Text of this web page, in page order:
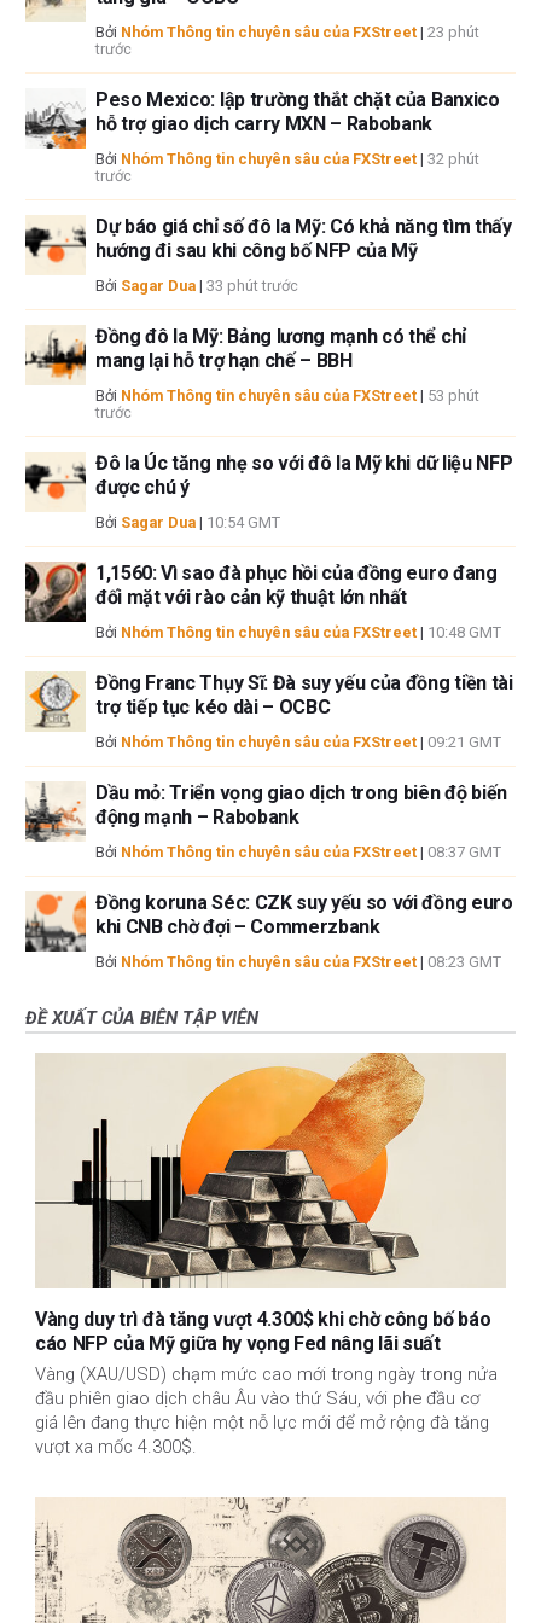
sẽ không chịu trách nhiệm về thông tin được tìm thấy ở cuối các liên kết
được đăng trên trang này.
Nếu không được đề cập rõ ràng trong nội dung bài viết, tại thời điểm viết
bài, tác giả không nắm giữ vị thế nào đối với bất kỳ cổ phiếu nào được đề
cập trong bài viết này và không có quan hệ kinh doanh với bất kỳ công ty
nào được đề cập. Tác giả không nhận được tiền công cho việc viết bài
này, ngoài từ FXStreet.
giả không cam đoan về tính chính xác, đầy đủ hoặc phù hợp của thông
tin này. FXStreet và tác giả sẽ không chịu trách nhiệm về bất kỳ sai sót,
thiếu sót hoặc bất kỳ tổn thất, thương tích hoặc thiệt hại nào phát sinh từ
thông tin này và việc hiển thị hoặc sử dụng thông tin này. Ngoại trừ các
lỗi và thiếu sót.
Tác giả và FXStreet không phải là các cố vấn đầu tư đã đăng ký và không
có nội dung nào trong bài viết này nhằm mục đích tư vấn đầu tư.
Bởi Nhóm Thông tin chuyên sâu của FXStreet | 23 phút
trước
Peso Mexico: lập trường thắt chặt của Banxico
hỗ trợ giao dịch carry MXN – Rabobank
Bởi Nhóm Thông tin chuyên sâu của FXStreet | 32 phút
trước
Dự báo giá chỉ số đô la Mỹ: Có khả năng tìm thấy
hướng đi sau khi công bố NFP của Mỹ
Bởi Sagar Dua | 33 phút trước
Đồng đô la Mỹ: Bảng lương mạnh có thể chỉ
mang lại hỗ trợ hạn chế – BBH
Bởi Nhóm Thông tin chuyên sâu của FXStreet | 53 phút
trước
Đô la Úc tăng nhẹ so với đô la Mỹ khi dữ liệu NFP
được chú ý
Bởi Sagar Dua | 10:54 GMT
1,1560: Vì sao đà phục hồi của đồng euro đang
đối mặt với rào cản kỹ thuật lớn nhất
Bởi Nhóm Thông tin chuyên sâu của FXStreet | 10:48 GMT
Đồng Franc Thụy Sĩ: Đà suy yếu của đồng tiền tài
trợ tiếp tục kéo dài – OCBC
Bởi Nhóm Thông tin chuyên sâu của FXStreet | 09:21 GMT
Dầu mỏ: Triển vọng giao dịch trong biên độ biến
động mạnh – Rabobank
Bởi Nhóm Thông tin chuyên sâu của FXStreet | 08:37 GMT
Đồng koruna Séc: CZK suy yếu so với đồng euro
khi CNB chờ đợi – Commerzbank
Bởi Nhóm Thông tin chuyên sâu của FXStreet | 08:23 GMT
ĐỀ XUẤT CỦA BIÊN TẬP VIÊN
Vàng duy trì đà tăng vượt 4.300$ khi chờ công bố báo
cáo NFP của Mỹ giữa hy vọng Fed nâng lãi suất
Vàng (XAU/USD) chạm mức cao mới trong ngày trong nửa
đầu phiên giao dịch châu Âu vào thứ Sáu, với phe đầu cơ
giá lên đang thực hiện một nỗ lực mới để mở rộng đà tăng
vượt xa mốc 4.300$.